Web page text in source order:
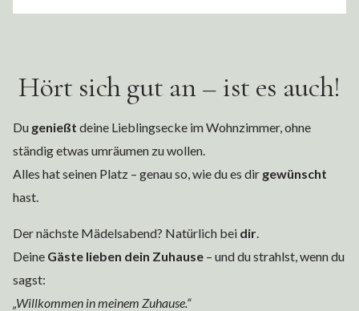
Hört sich gut an – ist es auch!
Du genießt deine Lieblingsecke im Wohnzimmer, ohne
ständig etwas umräumen zu wollen.
Alles hat seinen Platz – genau so, wie du es dir gewünscht
hast.
Der nächste Mädelsabend? Natürlich bei dir.
Deine Gäste lieben dein Zuhause – und du strahlst, wenn du
sagst:
„Willkommen in meinem Zuhause.“